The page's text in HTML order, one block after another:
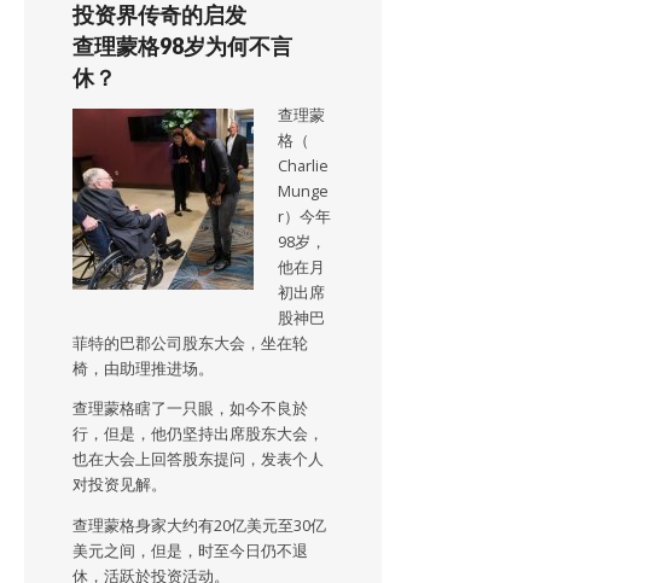
投资界传奇的启发
查理蒙格98岁为何不言
休？
查理蒙
格（
Charlie
Munge
r）今年
98岁，
他在月
初出席
股神巴
菲特的巴郡公司股东大会，坐在轮
椅，由助理推进场。
查理蒙格瞎了一只眼，如今不良於
行，但是，他仍坚持出席股东大会，
也在大会上回答股东提问，发表个人
对投资见解。
查理蒙格身家大约有20亿美元至30亿
美元之间，但是，时至今日仍不退
休，活跃於投资活动。